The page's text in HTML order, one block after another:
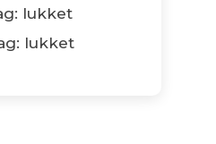
lukket
lukket